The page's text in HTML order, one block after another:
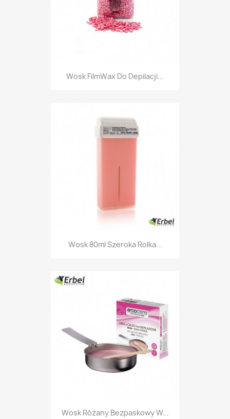
Wosk FilmWax Do Depilacji...
Wosk 80ml Szeroka Rolka...
Wosk Różany Bezpaskowy W...